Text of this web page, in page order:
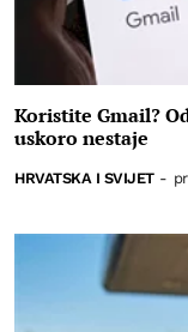
Koristite Gmail?
uskoro nestaje
HRVATSKA I SVIJET -